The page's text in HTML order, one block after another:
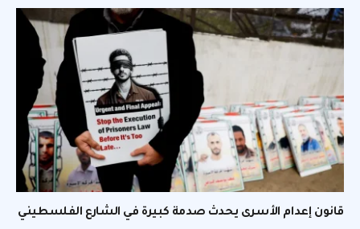
قانون إعدام الأسرى يحدث صدمة كبيرة في الشارع الفلسطيني